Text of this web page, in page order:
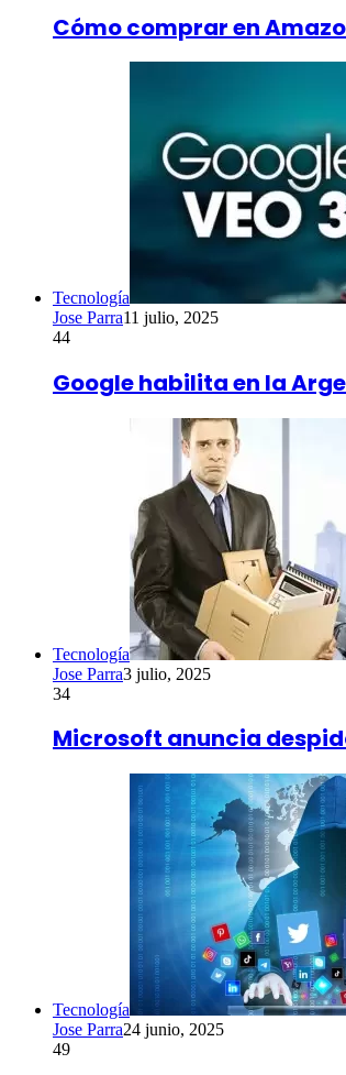
Cómo comprar en
Tecnología
Jose Parra11 julio, 2025
44
Google habilita en la
Tecnología
Jose Parra3 julio, 2025
34
Microsoft anuncia
Tecnología
Jose Parra24 junio, 2025
49